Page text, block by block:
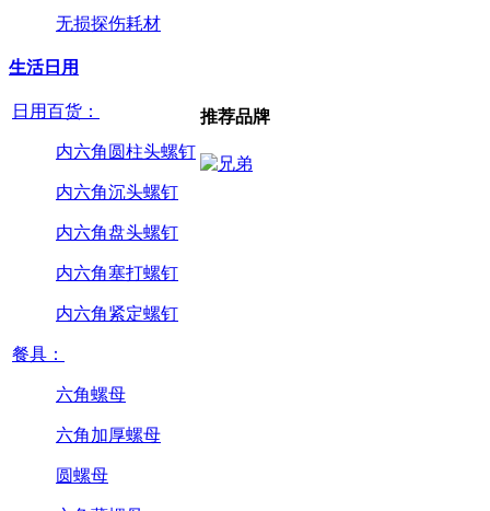
无损探伤耗材
生活日用
日用百货：
内六角圆柱头螺钉
内六角沉头螺钉
内六角盘头螺钉
内六角塞打螺钉
内六角紧定螺钉
餐具：
六角螺母
六角加厚螺母
圆螺母
推荐品牌